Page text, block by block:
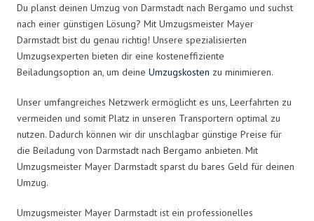
Du planst deinen Umzug von Darmstadt nach Bergamo und suchst
nach einer günstigen Lösung? Mit Umzugsmeister Mayer
Darmstadt bist du genau richtig! Unsere spezialisierten
Umzugsexperten bieten dir eine kosteneffiziente
Beiladungsoption an, um deine Umzugskosten zu minimieren.
Unser umfangreiches Netzwerk ermöglicht es uns, Leerfahrten zu
vermeiden und somit Platz in unseren Transportern optimal zu
nutzen. Dadurch können wir dir unschlagbar günstige Preise für
die Beiladung von Darmstadt nach Bergamo anbieten. Mit
Umzugsmeister Mayer Darmstadt sparst du bares Geld für deinen
Umzug.
Umzugsmeister Mayer Darmstadt ist ein professionelles